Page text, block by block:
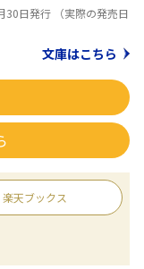
日発行 （実際の発売日
文庫はこちら
楽天ブックス